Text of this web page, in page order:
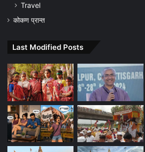
Travel
कोकण प्रान्त
Last Modified Posts